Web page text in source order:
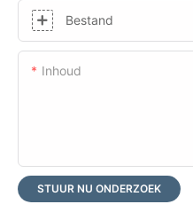
Bestand
Inhoud
STUUR NU ONDERZOEK